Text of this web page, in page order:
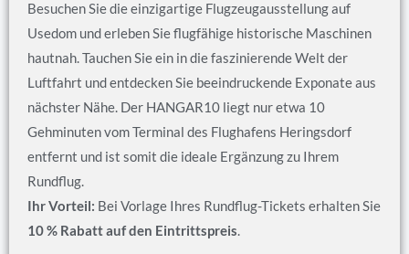
Besuchen Sie die einzigartige Flugzeugausstellung auf
Usedom und erleben Sie flugfähige historische Maschinen
hautnah. Tauchen Sie ein in die faszinierende Welt der
Luftfahrt und entdecken Sie beeindruckende Exponate aus
nächster Nähe. Der HANGAR10 liegt nur etwa 10
Gehminuten vom Terminal des Flughafens Heringsdorf
entfernt und ist somit die ideale Ergänzung zu Ihrem
Rundflug.
Ihr Vorteil: Bei Vorlage Ihres Rundflug-Tickets erhalten Sie
10 % Rabatt auf den Eintrittspreis.